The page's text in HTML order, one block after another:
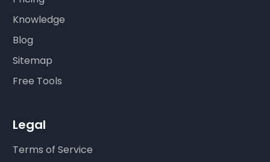
Knowledge
Blog
Sitemap
Free Tools
Legal
Terms of Service